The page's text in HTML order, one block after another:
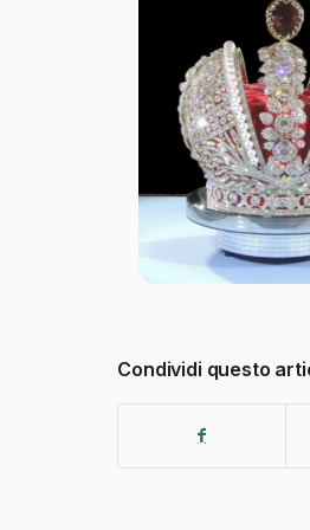
Condividi questo